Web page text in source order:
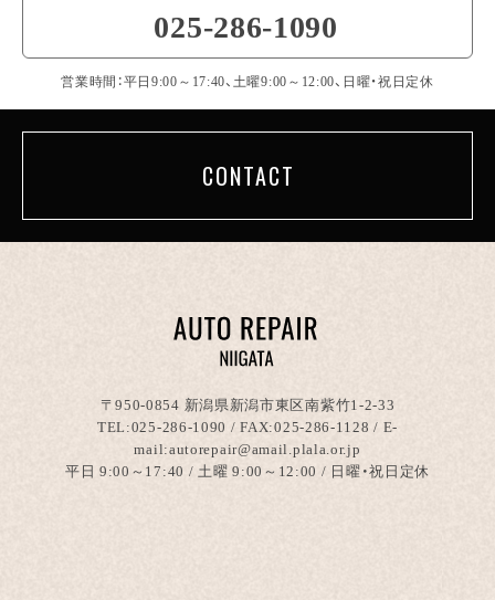
025-286-1090
営業時間：平日9:00～17:40、土曜9:00～12:00、日曜・祝日定休
CONTACT
〒950-0854 新潟県新潟市東区南紫竹1-2-33
TEL:025-286-1090 / FAX:025-286-1128 / E-
mail:autorepair@amail.plala.or.jp
平日 9:00～17:40 / 土曜 9:00～12:00 / 日曜・祝日定休